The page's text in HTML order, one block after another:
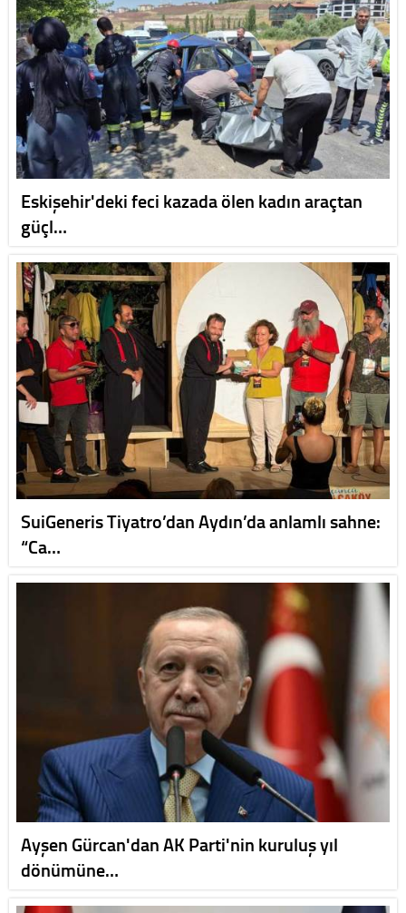
Eskişehir'deki feci kazada ölen kadın araçtan
güçl…
SuiGeneris Tiyatro’dan Aydın’da anlamlı sahne:
“Ca…
Ayşen Gürcan'dan AK Parti'nin kuruluş yıl
dönümüne…